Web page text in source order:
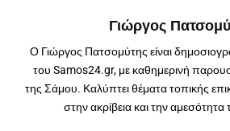
Γιώργος
Ο Γιώργος Πατσομύτης είναι
του Samos24.gr, με καθημερινή
της Σάμου. Καλύπτει θέματα τοπικής
στην ακρίβεια και την